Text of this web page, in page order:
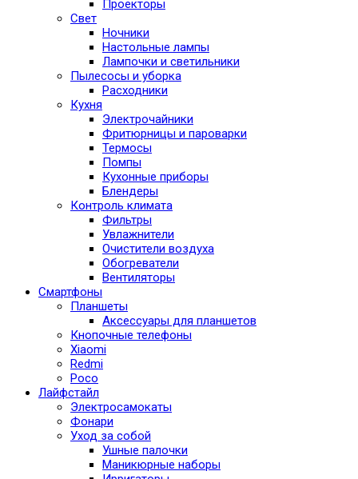
Проекторы
Свет
Ночники
Настольные лампы
Лампочки и светильники
Пылесосы и уборка
Расходники
Кухня
Электрочайники
Фритюрницы и пароварки
Термосы
Помпы
Кухонные приборы
Блендеры
Контроль климата
Фильтры
Увлажнители
Очистители воздуха
Обогреватели
Вентиляторы
Смартфоны
Планшеты
Аксессуары для планшетов
Кнопочные телефоны
Xiaomi
Redmi
Poco
Лайфстайл
Электросамокаты
Фонари
Уход за собой
Ушные палочки
Маникюрные наборы